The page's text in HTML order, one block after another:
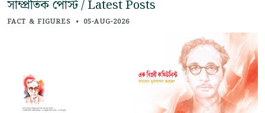
সাম্প্রতিক পোস্ট / Latest Posts
FACT & FIGURES • 05-AUG-2026